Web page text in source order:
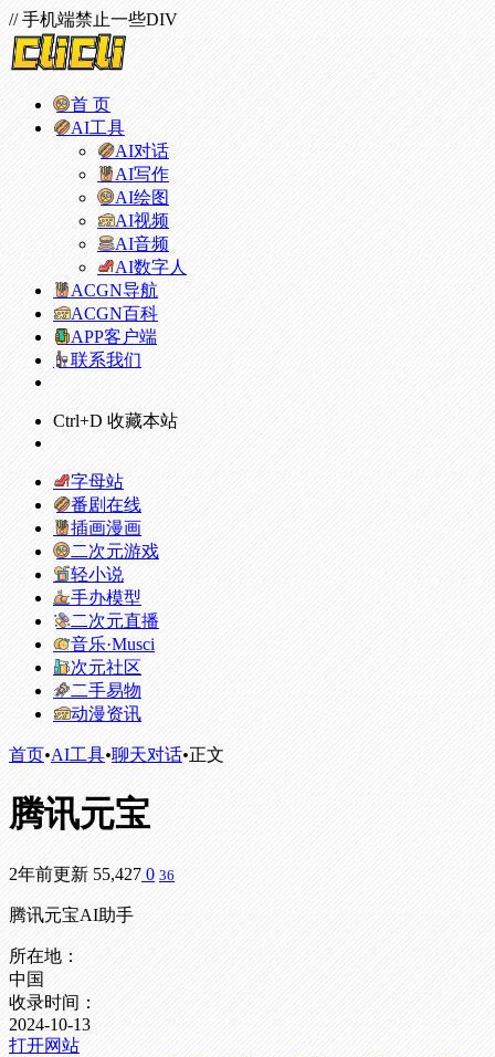
// 手机端禁止一些DIV
首 页
AI工具
AI对话
AI写作
AI绘图
AI视频
AI音频
AI数字人
ACGN导航
ACGN百科
APP客户端
联系我们
Ctrl+D 收藏本站
字母站
番剧在线
插画漫画
二次元游戏
轻小说
手办模型
二次元直播
音乐·Musci
次元社区
二手易物
动漫资讯
首页•AI工具•聊天对话•正文
腾讯元宝
2年前更新 55,427 0 36
腾讯元宝AI助手
所在地：
中国
收录时间：
2024-10-13
打开网站